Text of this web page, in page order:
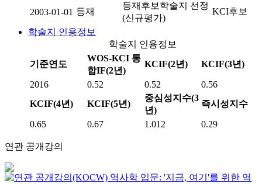
2003-01-01 등재
등재후보학술지 선정
(신규평가)
KCI후보
학술지 인용정보
학술지 인용정보
기준연도
WOS-KCI 통
합IF(2년)
KCIF(2년) KCIF(3년)
2016 0.52 0.52
0.56
KCIF(4년)
KCIF(5년)
중심성지수(3
년)
즉시성지수
0.65 0.67 1.012 0.29
연관 공개강의
역사학 입문: '지금, 여기'를 위한 역